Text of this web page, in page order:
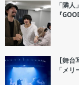
「隣
『
【舞
「メ